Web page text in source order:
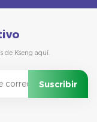
de Kseng aquí.